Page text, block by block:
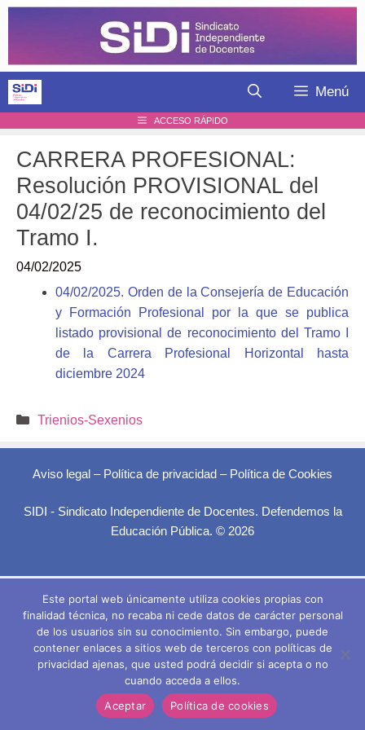
Saltar
Menú
ACCESO RÁPIDO
CARRERA PROFESIONAL:
Resolución PROVISIONAL del
04/02/25 de reconocimiento del
Tramo I.
04/02/2025
04/02/2025. Orden de la Consejería de Educación
y Formación Profesional por la que se publica
listado provisional de reconocimiento del Tramo I
de la Carrera Profesional Horizontal hasta
diciembre 2024
Categorías
Trienios-Sexenios
Aviso legal – Política de privacidad – Política de Cookies
SIDI - Sindicato Independiente de Docentes. Defendemos la
Educación Pública. © 2026
Este portal web únicamente utiliza cookies propias con
finalidad técnica, no recaba ni cede datos de carácter personal
de los usuarios sin su conocimiento. Sin embargo, puede
contener enlaces a sitios web de terceros con políticas de
privacidad ajenas, que usted podrá decidir si acepta o no
cuando acceda a ellos.
Aceptar
Política de cookies